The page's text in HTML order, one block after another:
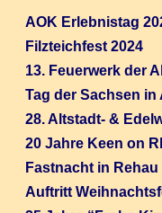
AOK Erlebnistag
Filzteichfest 2024
13. Feuerwerk der
Tag der Sachsen in
28. Altstadt- &
20 Jahre Keen on
Fastnacht in Rehau
Auftritt